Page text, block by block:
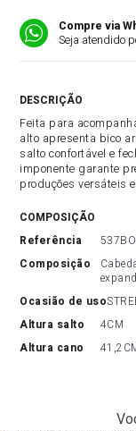
Compre via
Seja atendido
Feita para
alto apresenta bico
salto confortável e
imponente garante
produções versáteis
COMPOSIÇÃO
referência
composição
ocasião de uso
altura salto
4CM
altura cano